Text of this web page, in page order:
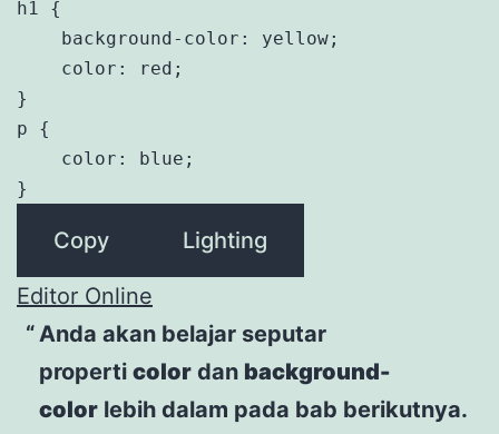
h1 {
    background-color: yellow;
    color: red;
}
p {
    color: blue;
}
Copy Lighting
Editor Online
Anda akan belajar seputar
properti color dan background-
color lebih dalam pada bab berikutnya.